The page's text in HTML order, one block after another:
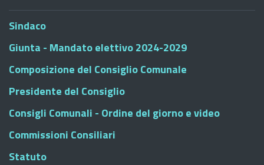
Sindaco
Giunta - Mandato elettivo 2024-2029
Composizione del Consiglio Comunale
Presidente del Consiglio
Consigli Comunali - Ordine del giorno e video
Commissioni Consiliari
Statuto